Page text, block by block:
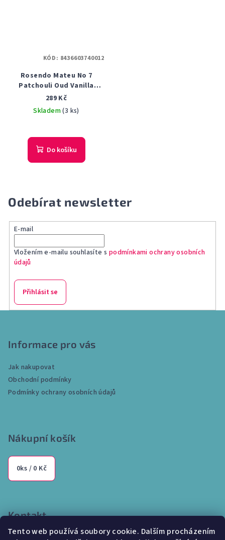
Tento web používá soubory cookie. Dalším procházením
Rosendo Mateu No 7
Patchouli Oud Vanilla
parfémovaná voda unisex 5
289 Kč
Skladem(3 ks)
Do košíku
KÓD: 8436603740012
Odebírat newsletter
E-mail
Vložením e-mailu souhlasíte s podmínkami ochrany osobních
údajů
Přihlásit se
Informace pro vás
Jak nakupovat
Obchodní podmínky
Podmínky ochrany osobních údajů
Nákupní košík
0ks / 0 Kč
Kontakt